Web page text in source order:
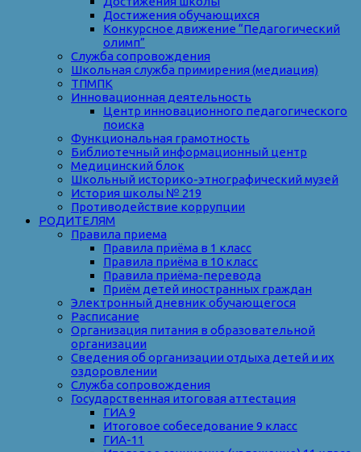
Достижения обучающихся
Конкурсное движение “Педагогический
олимп”
Служба сопровождения
Школьная служба примирения (медиация)
ТПМПК
Инновационная деятельность
Центр инновационного педагогического
поиска
Функциональная грамотность
Библиотечный информационный центр
Медицинский блок
Школьный историко-этнографический музей
История школы № 219
Противодействие коррупции
РОДИТЕЛЯМ
Правила приема
Правила приёма в 1 класс
Правила приёма в 10 класс
Правила приёма-перевода
Приём детей иностранных граждан
Электронный дневник обучающегося
Расписание
Организация питания в образовательной
организации
Сведения об организации отдыха детей и их
оздоровлении
Служба сопровождения
Государственная итоговая аттестация
ГИА 9
Итоговое собеседование 9 класс
ГИА-11